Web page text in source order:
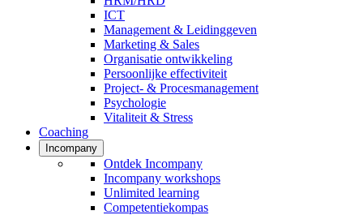
ICT
Management & Leidinggeven
Marketing & Sales
Organisatie ontwikkeling
Persoonlijke effectiviteit
Project- & Procesmanagement
Psychologie
Vitaliteit & Stress
Coaching
Incompany
Ontdek Incompany
Incompany workshops
Unlimited learning
Competentiekompas